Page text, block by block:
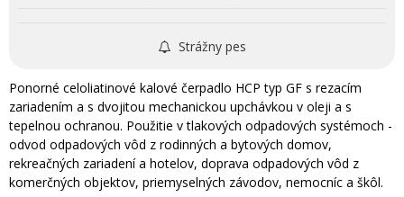
Strážny pes
Ponorné celoliatinové kalové čerpadlo HCP typ GF s rezacím
zariadením a s dvojitou mechanickou upchávkou v oleji a s
tepelnou ochranou. Použitie v tlakových odpadových systémoch -
odvod odpadových vôd z rodinných a bytových domov,
rekreačných zariadení a hotelov, doprava odpadových vôd z
komerčných objektov, priemyselných závodov, nemocníc a škôl.